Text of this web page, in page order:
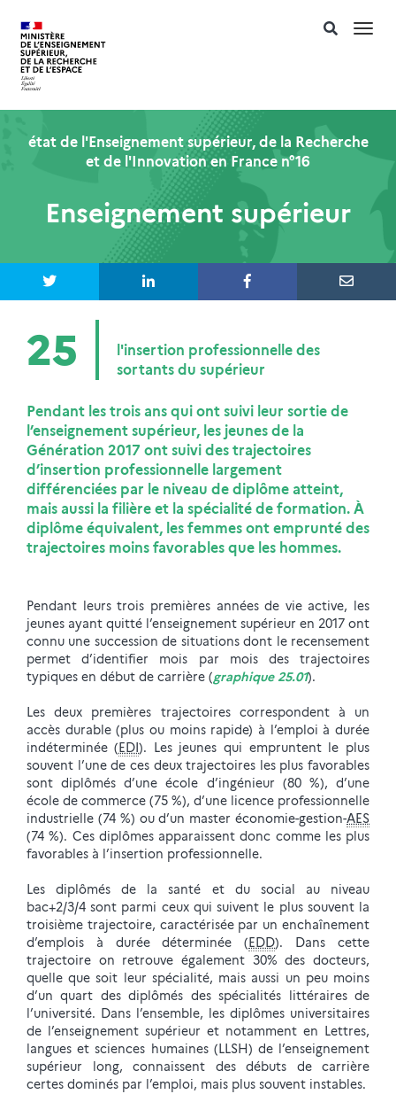
état de l'Enseignement supérieur, de la Recherche
et de l'Innovation en France n°16
Enseignement supérieur
25
l'insertion professionnelle des
sortants du supérieur
Pendant les trois ans qui ont suivi leur sortie de
l’enseignement supérieur, les jeunes de la
Génération 2017 ont suivi des trajectoires
d’insertion professionnelle largement
différenciées par le niveau de diplôme atteint,
mais aussi la filière et la spécialité de formation. À
diplôme équivalent, les femmes ont emprunté des
trajectoires moins favorables que les hommes.
Pendant leurs trois premières années de vie active, les
jeunes ayant quitté l’enseignement supérieur en 2017 ont
connu une succession de situations dont le recensement
permet d’identifier mois par mois des trajectoires
typiques en début de carrière (graphique 25.01).
Les deux premières trajectoires correspondent à un
accès durable (plus ou moins rapide) à l’emploi à durée
indéterminée (EDI). Les jeunes qui empruntent le plus
souvent l’une de ces deux trajectoires les plus favorables
sont diplômés d’une école d’ingénieur (80 %), d’une
école de commerce (75 %), d’une licence professionnelle
industrielle (74 %) ou d’un master économie-gestion-AES
(74 %). Ces diplômes apparaissent donc comme les plus
favorables à l’insertion professionnelle.
Les diplômés de la santé et du social au niveau
bac+2/3/4 sont parmi ceux qui suivent le plus souvent la
troisième trajectoire, caractérisée par un enchaînement
d’emplois à durée déterminée (EDD). Dans cette
trajectoire on retrouve également 30% des docteurs,
quelle que soit leur spécialité, mais aussi un peu moins
d’un quart des diplômés des spécialités littéraires de
l’université. Dans l’ensemble, les diplômes universitaires
de l’enseignement supérieur et notamment en Lettres,
langues et sciences humaines (LLSH) de l’enseignement
supérieur long, connaissent des débuts de carrière
certes dominés par l’emploi, mais plus souvent instables.